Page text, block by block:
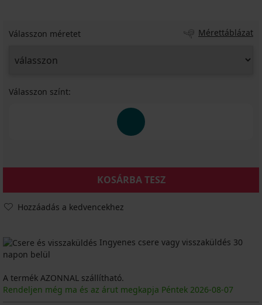
Válasszon méretet Mérettáblázat
Válasszon színt:
KOSÁRBA TESZ
Hozzáadás a kedvencekhez
Ingyenes csere vagy visszaküldés 30
napon belül
A termék AZONNAL szállítható.
Rendeljen még ma és az árut megkapja Péntek 2026-08-07